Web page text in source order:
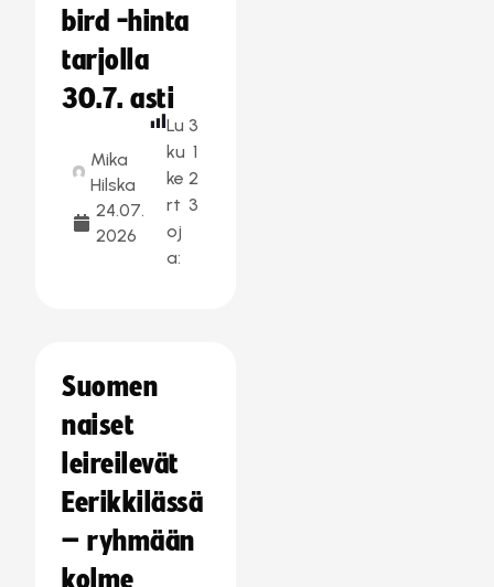
bird -hinta
tarjolla
30.7. asti
Mika
Hilska
24.07.
2026
Lu
ku
ke
rt
oj
a:
3
1
2
3
Suomen
naiset
leireilevät
Eerikkilässä
– ryhmään
kolme